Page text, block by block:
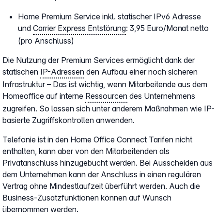
Home Premium Service inkl. statischer IPv6 Adresse
und Carrier Express Entstörung: 3,95 Euro/Monat netto
(pro Anschluss)
Die Nutzung der Premium Services ermöglicht dank der
statischen IP-Adressen den Aufbau einer noch sicheren
Infrastruktur – Das ist wichtig, wenn Mitarbeitende aus dem
Homeoffice auf interne Ressourcen des Unternehmens
zugreifen. So lassen sich unter anderem Maßnahmen wie IP-
basierte Zugriffskontrollen anwenden.
Telefonie ist in den Home Office Connect Tarifen nicht
enthalten, kann aber von den Mitarbeitenden als
Privatanschluss hinzugebucht werden. Bei Ausscheiden aus
dem Unternehmen kann der Anschluss in einen regulären
Vertrag ohne Mindestlaufzeit überführt werden. Auch die
Business-Zusatzfunktionen können auf Wunsch
übernommen werden.